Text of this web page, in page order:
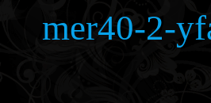
mer40-2-